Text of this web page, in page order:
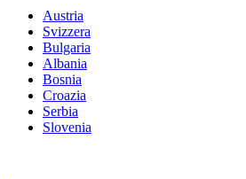
Austria
Svizzera
Bulgaria
Albania
Bosnia
Croazia
Serbia
Slovenia